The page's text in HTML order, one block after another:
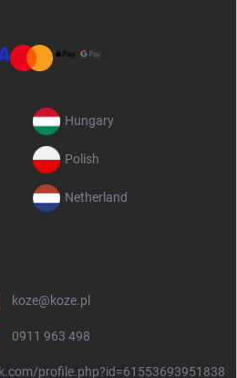
Hungary
Polish
Netherland
koze@koze.pl
0911 963 498
profile.php?id=61553693951838